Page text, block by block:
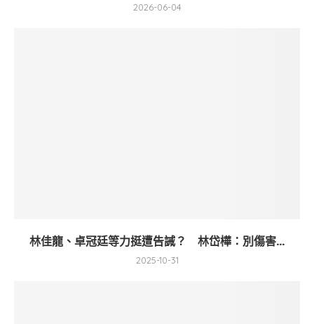
2026-06-04
林佳龍、卓冠廷等力挺遭告誡？ 林岱樺：別傷害...
2025-10-31